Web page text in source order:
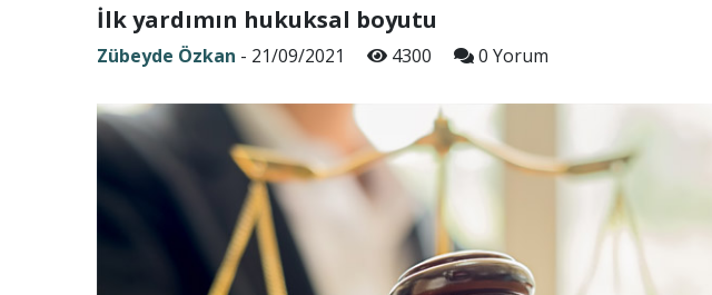
İlk yardımın hukuksal boyutu
Zübeyde Özkan - 21/09/2021 4300 0 Yorum